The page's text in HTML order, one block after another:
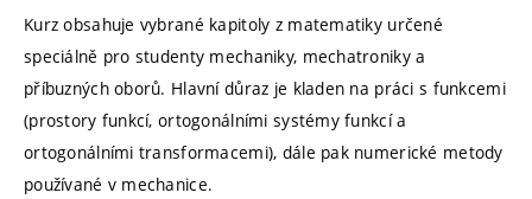
Kurz obsahuje vybrané kapitoly z matematiky určené
speciálně pro studenty mechaniky, mechatroniky a
příbuzných oborů. Hlavní důraz je kladen na práci s funkcemi
(prostory funkcí, ortogonálními systémy funkcí a
ortogonálními transformacemi), dále pak numerické metody
používané v mechanice.